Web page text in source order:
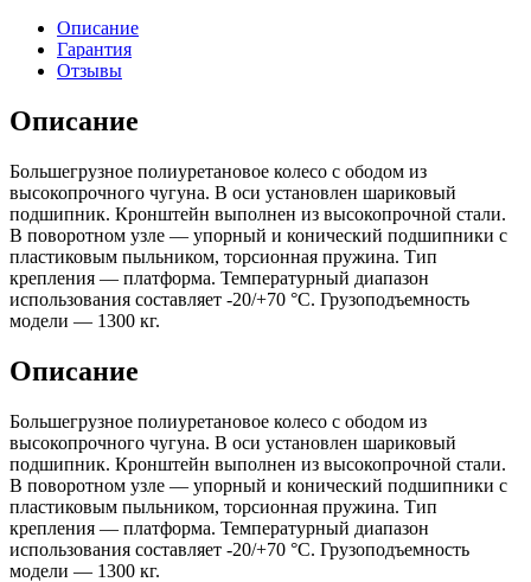
Описание
Гарантия
Отзывы
Описание
Большегрузное полиуретановое колесо с ободом из
высокопрочного чугуна. В оси установлен шариковый
подшипник. Кронштейн выполнен из высокопрочной стали.
В поворотном узле — упорный и конический подшипники с
пластиковым пыльником, торсионная пружина. Тип
крепления — платформа. Температурный диапазон
использования составляет -20/+70 °С. Грузоподъемность
модели — 1300 кг.
Описание
Большегрузное полиуретановое колесо с ободом из
высокопрочного чугуна. В оси установлен шариковый
подшипник. Кронштейн выполнен из высокопрочной стали.
В поворотном узле — упорный и конический подшипники с
пластиковым пыльником, торсионная пружина. Тип
крепления — платформа. Температурный диапазон
использования составляет -20/+70 °С. Грузоподъемность
модели — 1300 кг.